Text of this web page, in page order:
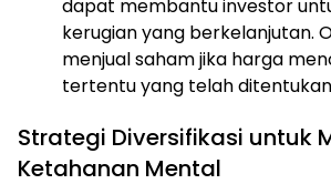
dapat membantu investor
kerugian yang berkelanjutan.
menjual saham jika harga
tertentu yang telah
Strategi Diversifikasi untuk
Ketahanan Mental